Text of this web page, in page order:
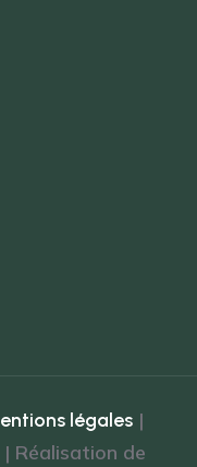
légales |
| Réalisation de